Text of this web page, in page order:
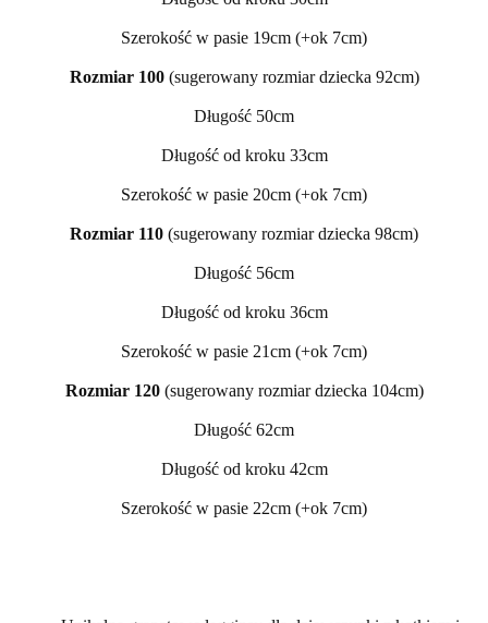
Szerokość w pasie 19cm (+ok 7cm)
Rozmiar 100(sugerowany rozmiar dziecka 92cm)
Długość 50cm
Długość od kroku 33cm
Szerokość w pasie 20cm (+ok 7cm)
Rozmiar 110 (sugerowany rozmiar dziecka 98cm)
Długość 56cm
Długość od kroku 36cm
Szerokość w pasie 21cm (+ok 7cm)
Rozmiar 120(sugerowany rozmiar dziecka 104cm)
Długość 62cm
Długość od kroku 42cm
Szerokość w pasie 22cm (+ok 7cm)